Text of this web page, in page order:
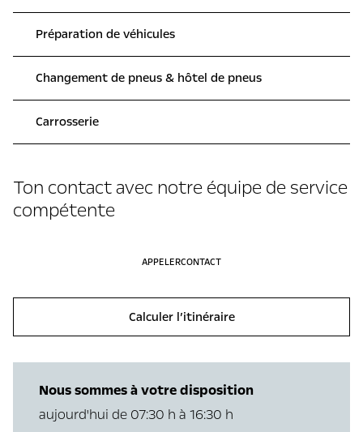
Préparation de véhicules
Changement de pneus & hôtel de pneus
Carrosserie
Ton contact avec notre équipe de service
compétente
APPELERCONTACT
Calculer l’itinéraire
Nous sommes à votre disposition
aujourd'hui de 07:30 h à 16:30 h